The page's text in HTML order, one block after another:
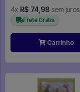
4x R$ 74,98 sem juros
Frete Grátis
Carrinho